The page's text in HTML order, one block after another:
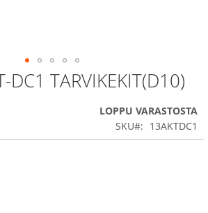
DC1 TARVIKEKIT(D10)
LOPPU VARASTOSTA
SKU
13AKTDC1